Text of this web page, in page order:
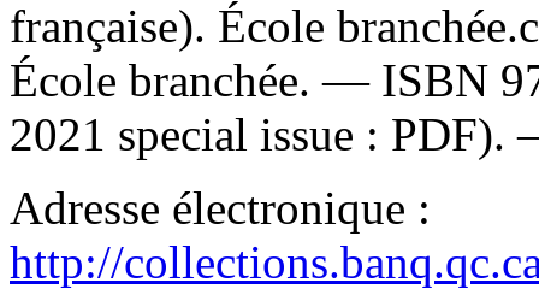
française). École
École branchée. — ISBN
2021 special issue :
Adresse électronique :
http://